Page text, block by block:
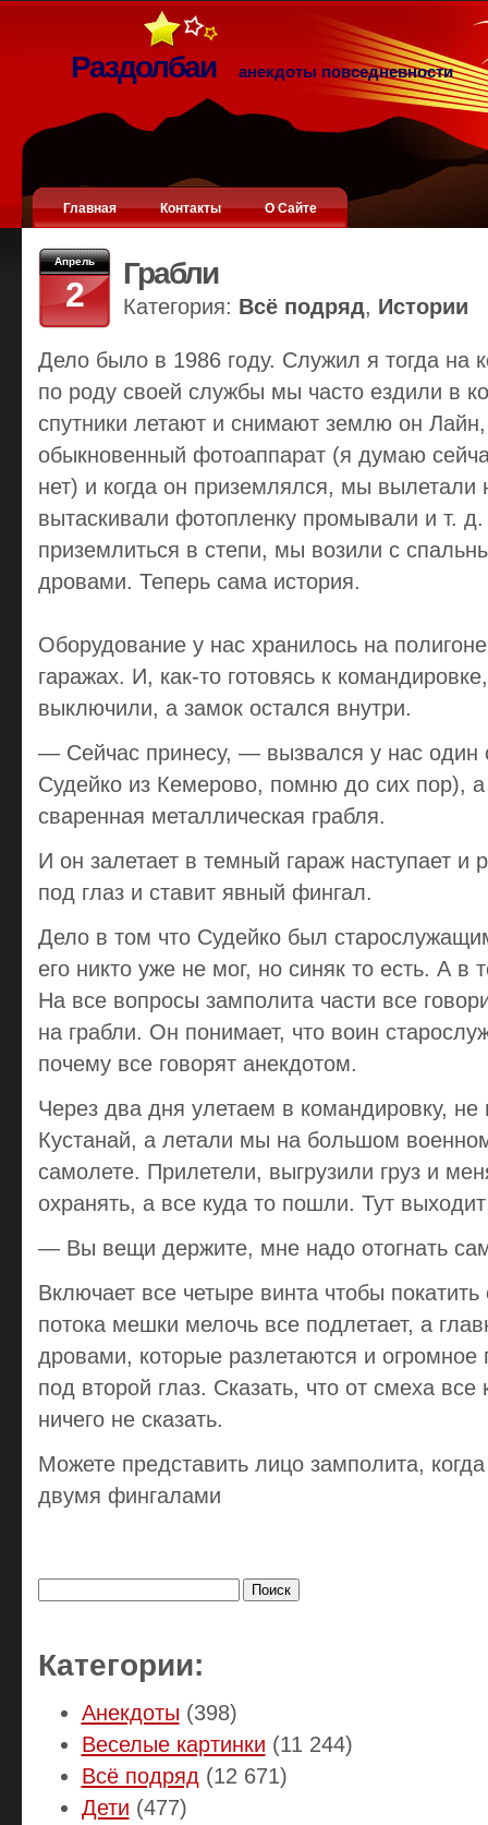
Раздолбаи анекдоты повседневности
Главная Контакты О Сайте
Апрель
2
Грабли
Категория: Всё подряд, Истории
Дело было в 1986 году. Служил я тогда на
по роду своей службы мы часто ездили в
спутники летают и снимают землю он
обыкновенный фотоаппарат (я думаю
нет) и когда он приземлялся, мы вылетали
вытаскивали фотопленку промывали и т. д.
приземлиться в степи, мы возили с
дровами. Теперь сама история.
Оборудование у нас хранилось на
гаражах. И, как-то готовясь к
выключили, а замок остался внутри.
— Сейчас принесу, — вызвался у нас один
Судейко из Кемерово, помню до сих пор),
сваренная металлическая грабля.
И он залетает в темный гараж наступает и
под глаз и ставит явный фингал.
Дело в том что Судейко был
его никто уже не мог, но синяк то есть. А
На все вопросы замполита части все
на грабли. Он понимает, что воин
почему все говорят анекдотом.
Через два дня улетаем в командировку,
Кустанай, а летали мы на большом
самолете. Прилетели, выгрузили груз и
охранять, а все куда то пошли. Тут выходит
— Вы вещи держите, мне надо отогнать
Включает все четыре винта чтобы
потока мешки мелочь все подлетает, а
дровами, которые разлетаются и огромное
под второй глаз. Сказать, что от смеха
ничего не сказать.
Можете представить лицо замполита,
двумя фингалами
Категории:
Анекдоты (398)
Веселые картинки (11 244)
Всё подряд (12 671)
Дети (477)